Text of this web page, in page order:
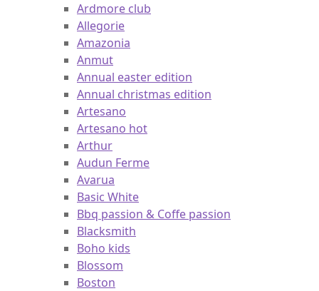
La Boule
Afina
Ardmore club
Allegorie
Amazonia
Anmut
Annual easter edition
Annual christmas edition
Artesano
Artesano hot
Arthur
Audun Ferme
Avarua
Basic White
Bbq passion & Coffe passion
Blacksmith
Boho kids